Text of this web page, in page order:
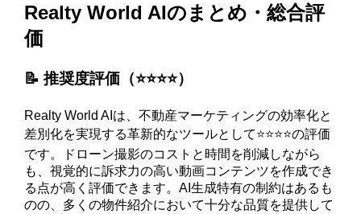
Realty World AIのまとめ・総合評
価
📝 推奨度評価（⭐️⭐️⭐️⭐️）
Realty World AIは、不動産マーケティングの効率化と
差別化を実現する革新的なツールとして⭐️⭐️⭐️⭐️の評価
です。ドローン撮影のコストと時間を削減しながら
も、視覚的に訴求力の高い動画コンテンツを作成でき
る点が高く評価できます。AI生成特有の制約はあるも
のの、多くの物件紹介において十分な品質を提供して